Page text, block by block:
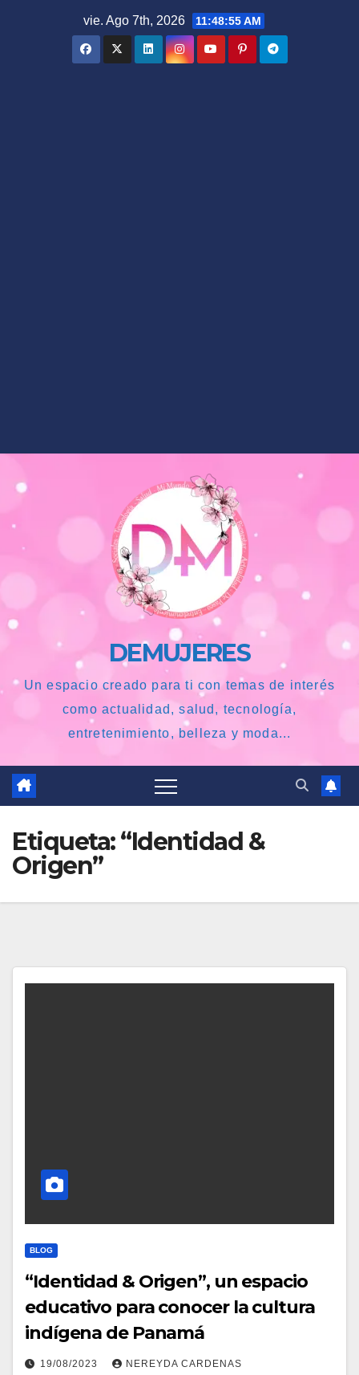
vie. Ago 7th, 2026 11:48:56 AM
DEMUJERES
Un espacio creado para ti con temas de interés
como actualidad, salud, tecnología,
entretenimiento, belleza y moda...
Etiqueta:“Identidad &
Origen”
BLOG
“Identidad & Origen”, un espacio
educativo para conocer la cultura
indígena de Panamá
19/08/2023 NEREYDA CARDENAS